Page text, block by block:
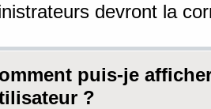
devront la
puis-je
?